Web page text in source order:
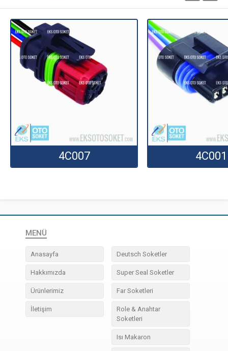
4C007 4C001
MENÜ
Anasayfa
Hakkımızda
Ürünlerimiz
İletişim
Deutsch Soketler
Super Seal Soketler
Far Soketleri
Role & Anahtar
Soketleri
Isı Makaron